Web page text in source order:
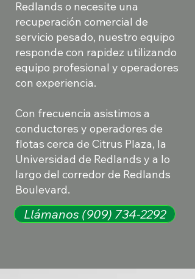
Redlands o necesite una
recuperación comercial de
servicio pesado, nuestro equipo
responde con rapidez utilizando
equipo profesional y operadores
con experiencia.
Con frecuencia asistimos a
conductores y operadores de
flotas cerca de Citrus Plaza, la
Universidad de Redlands y a lo
largo del corredor de Redlands
Boulevard.
Llámanos (909) 734-2292